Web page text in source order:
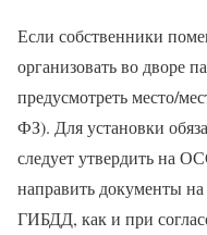
Если собственники
организовать во дворе
предусмотреть место/
ФЗ). Для установки
следует утвердить на
направить документы
ГИБДД, как и при